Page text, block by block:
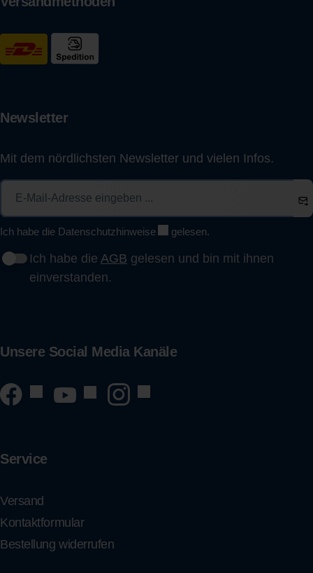
Newsletter
Mit dem nördlichsten Newsletter und vielen Infos.
Ich habe die Datenschutzhinweise gelesen.
Ich habe die AGB gelesen und bin mit ihnen
einverstanden.
Service
Versand
Kontaktformular
Bestellung widerrufen
Unsere Social Media Kanäle